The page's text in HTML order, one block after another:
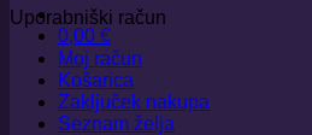
0,00 €
Uporabniški račun
Moj račun
Košarica
Zaključek nakupa
Seznam želja